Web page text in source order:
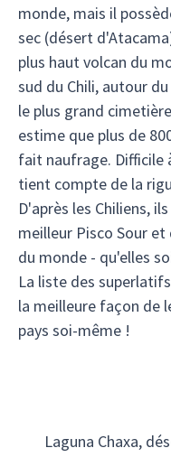
monde, mais il
sec (désert
plus haut volcan du
sud du Chili, autour
le plus grand
estime que plus de
fait naufrage. Difficile
tient compte de la
D'après les Chiliens,
meilleur Pisco Sour et
du monde - qu'elles
La liste des
la meilleure façon de
pays soi-même !
Laguna Chaxa,